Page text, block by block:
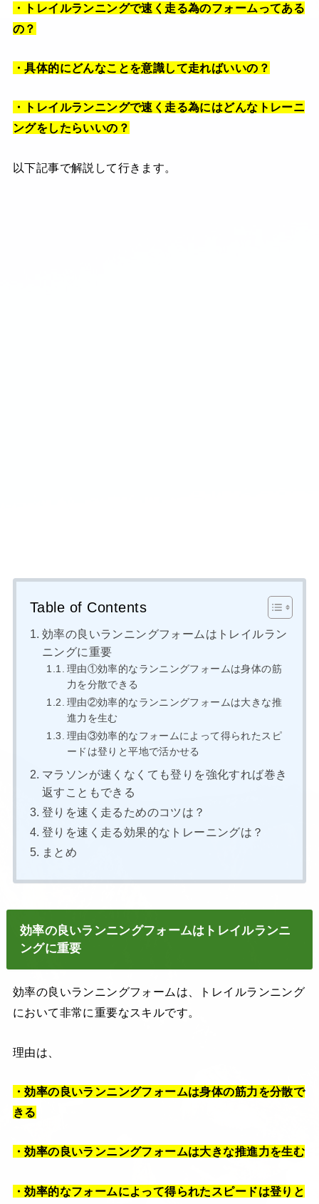
・トレイルランニングで速く走る為のフォームってある
の？
・具体的にどんなことを意識して走ればいいの？
・トレイルランニングで速く走る為にはどんなトレーニ
ングをしたらいいの？
以下記事で解説して行きます。
Table of Contents
効率の良いランニングフォームはトレイルラン
ニングに重要
理由①効率的なランニングフォームは身体の筋
力を分散できる
理由②効率的なランニングフォームは大きな推
進力を生む
理由③効率的なフォームによって得られたスピ
ードは登りと平地で活かせる
マラソンが速くなくても登りを強化すれば巻き
返すこともできる
登りを速く走るためのコツは？
登りを速く走る効果的なトレーニングは？
まとめ
効率の良いランニングフォームは トレイルランニ
ングに重要
効率の良いランニングフォームは、トレイルランニング
において非常に重要なスキルです。
理由は、
・効率の良いランニングフォームは身体の筋力を分散で
きる
・効率の良いランニングフォームは大きな推進力を生む
・効率的なフォームによって得られたスピードは登りと